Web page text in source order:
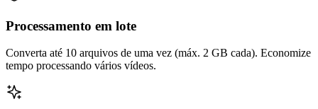
Processamento em lote
Converta até 10 arquivos de uma vez (máx. 2 GB cada). Economize
tempo processando vários vídeos.